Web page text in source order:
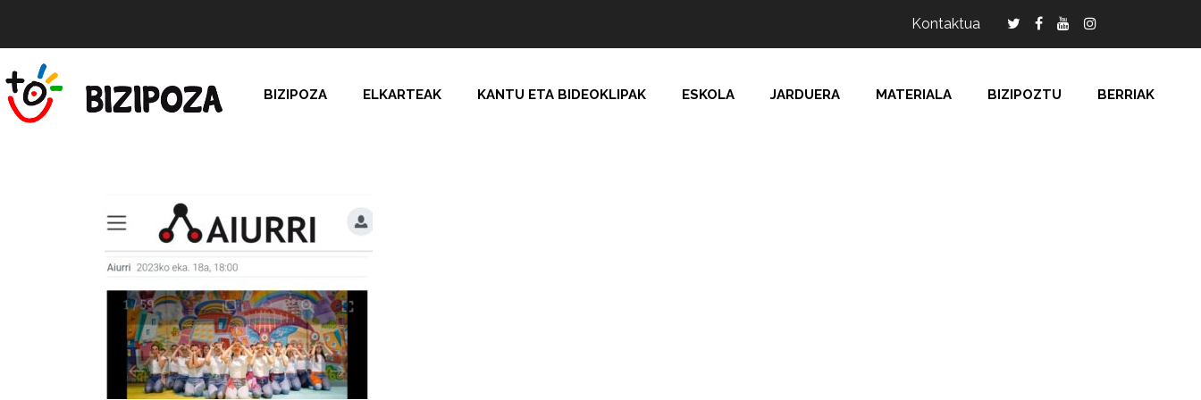
Kontaktua
BIZIPOZA ELKARTEAK KANTU ETA BIDEOKLIPAK ESKOLA JARDUERA MATERIALA BIZIPOZTU BERRIAK